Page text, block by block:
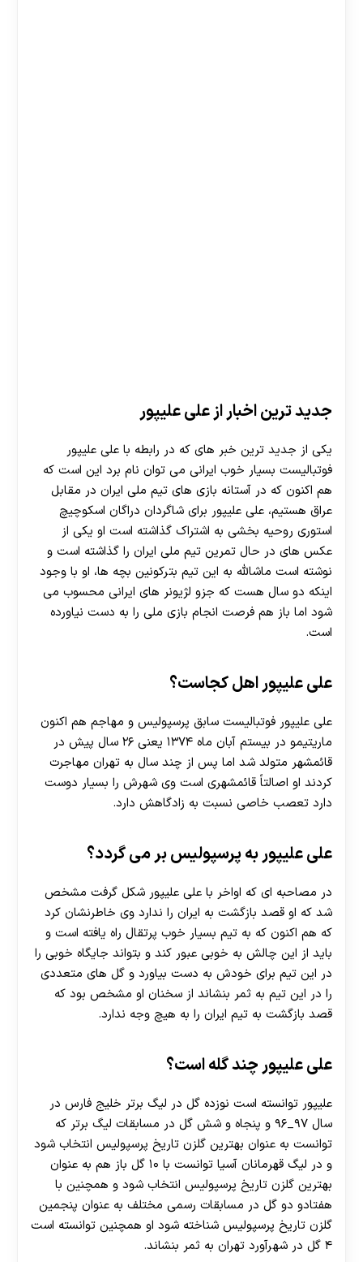
جدید ترین اخبار از علی علیپور
یکی از جدید ترین خبر های که در رابطه با علی علیپور
فوتبالیست بسیار خوب ایرانی می توان نام برد این است که
هم اکنون که در آستانه بازی‌ های تیم ملی ایران در مقابل
عراق هستیم، علی علیپور برای شاگردان دراگان اسکوچیچ
استوری روحیه بخشی به اشتراک گذاشته است او یکی از
عکس های در حال تمرین تیم ملی ایران را گذاشته است و
نوشته است ماشالله به این تیم بترکونین بچه ها، او با وجود
اینکه دو سال هست که جزو لژیونر های ایرانی محسوب می
شود اما باز هم فرصت انجام بازی ملی را به دست نیاورده
است.
علی علیپور اهل کجاست؟
علی علیپور فوتبالیست سابق پرسپولیس و مهاجم هم اکنون
ماریتیمو در بیستم آبان ماه ۱۳۷۴ یعنی ۲۶ سال پیش در
قائمشهر متولد شد اما پس از چند سال به تهران مهاجرت
کردند او اصالتاً قائمشهری است وی شهرش را بسیار دوست
دارد تعصب خاصی نسبت به زادگاهش دارد.
علی علیپور به پرسپولیس بر می گردد؟
در مصاحبه ای که اواخر با علی علیپور شکل گرفت مشخص
شد که او قصد بازگشت به ایران را ندارد وی خاطرنشان کرد
که هم اکنون که به تیم بسیار خوب پرتقال راه یافته است و
باید از این چالش به خوبی عبور کند و بتواند جایگاه خوبی را
در این تیم برای خودش به دست بیاورد و گل های متعددی
را در این تیم به ثمر بنشاند از سخنان او مشخص بود که
قصد بازگشت به تیم ایران را به هیچ وجه ندارد.
علی علیپور چند گله است؟
علیپور توانسته است نوزده گل در لیگ برتر خلیج فارس در
سال ۹۷_۹۶ و پنجاه و شش گل در مسابقات لیگ برتر که
توانست به عنوان بهترین گلزن تاریخ پرسپولیس انتخاب شود
و در لیگ قهرمانان آسیا توانست با ۱۰ گل باز هم به عنوان
بهترین گلزن تاریخ پرسپولیس انتخاب شود و همچنین با
هفتادو دو گل در مسابقات رسمی مختلف به عنوان پنجمین
گلزن تاریخ پرسپولیس شناخته شود او همچنین توانسته است
۴ گل در شهرآورد تهران به ثمر بنشاند.